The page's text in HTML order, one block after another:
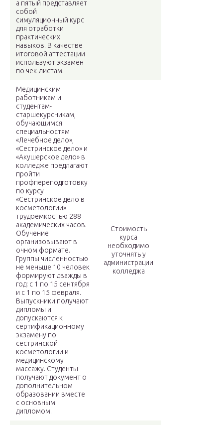
а пятый представляет
собой
симуляционный курс
для отработки
практических
навыков. В качестве
итоговой аттестации
используют экзамен
по чек-листам.
Медицинским
работникам и
студентам-
старшекурсникам,
обучающимся
специальностям
«Лечебное дело»,
«Сестринское дело» и
«Акушерское дело» в
колледже предлагают
пройти
профпереподготовку
по курсу
«Сестринское дело в
косметологии»
трудоемкостью 288
академических часов.
Обучение
организовывают в
очном формате.
Группы численностью
не меньше 10 человек
формируют дважды в
год: с 1 по 15 сентября
и с 1 по 15 февраля.
Выпускники получают
дипломы и
допускаются к
сертификационному
экзамену по
сестринской
косметологии и
медицинскому
массажу. Студенты
получают документ о
дополнительном
образовании вместе
с основным
дипломом.
Стоимость
курса
необходимо
уточнять у
администрации
колледжа